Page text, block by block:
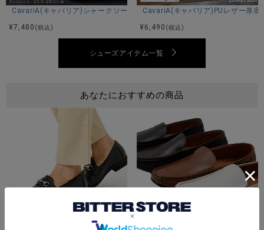
CavariA(キャバリア)シャークソールブラックコンビネーションモカシン
¥7,480 (税込)
CavariA(キャバリア)PUレザー厚
¥ 6,490 (税込)
シューズアイテム一覧
あなたにおすすめの商品